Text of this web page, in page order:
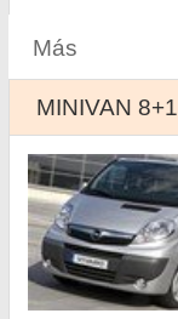
Más
MINIVAN 8+1